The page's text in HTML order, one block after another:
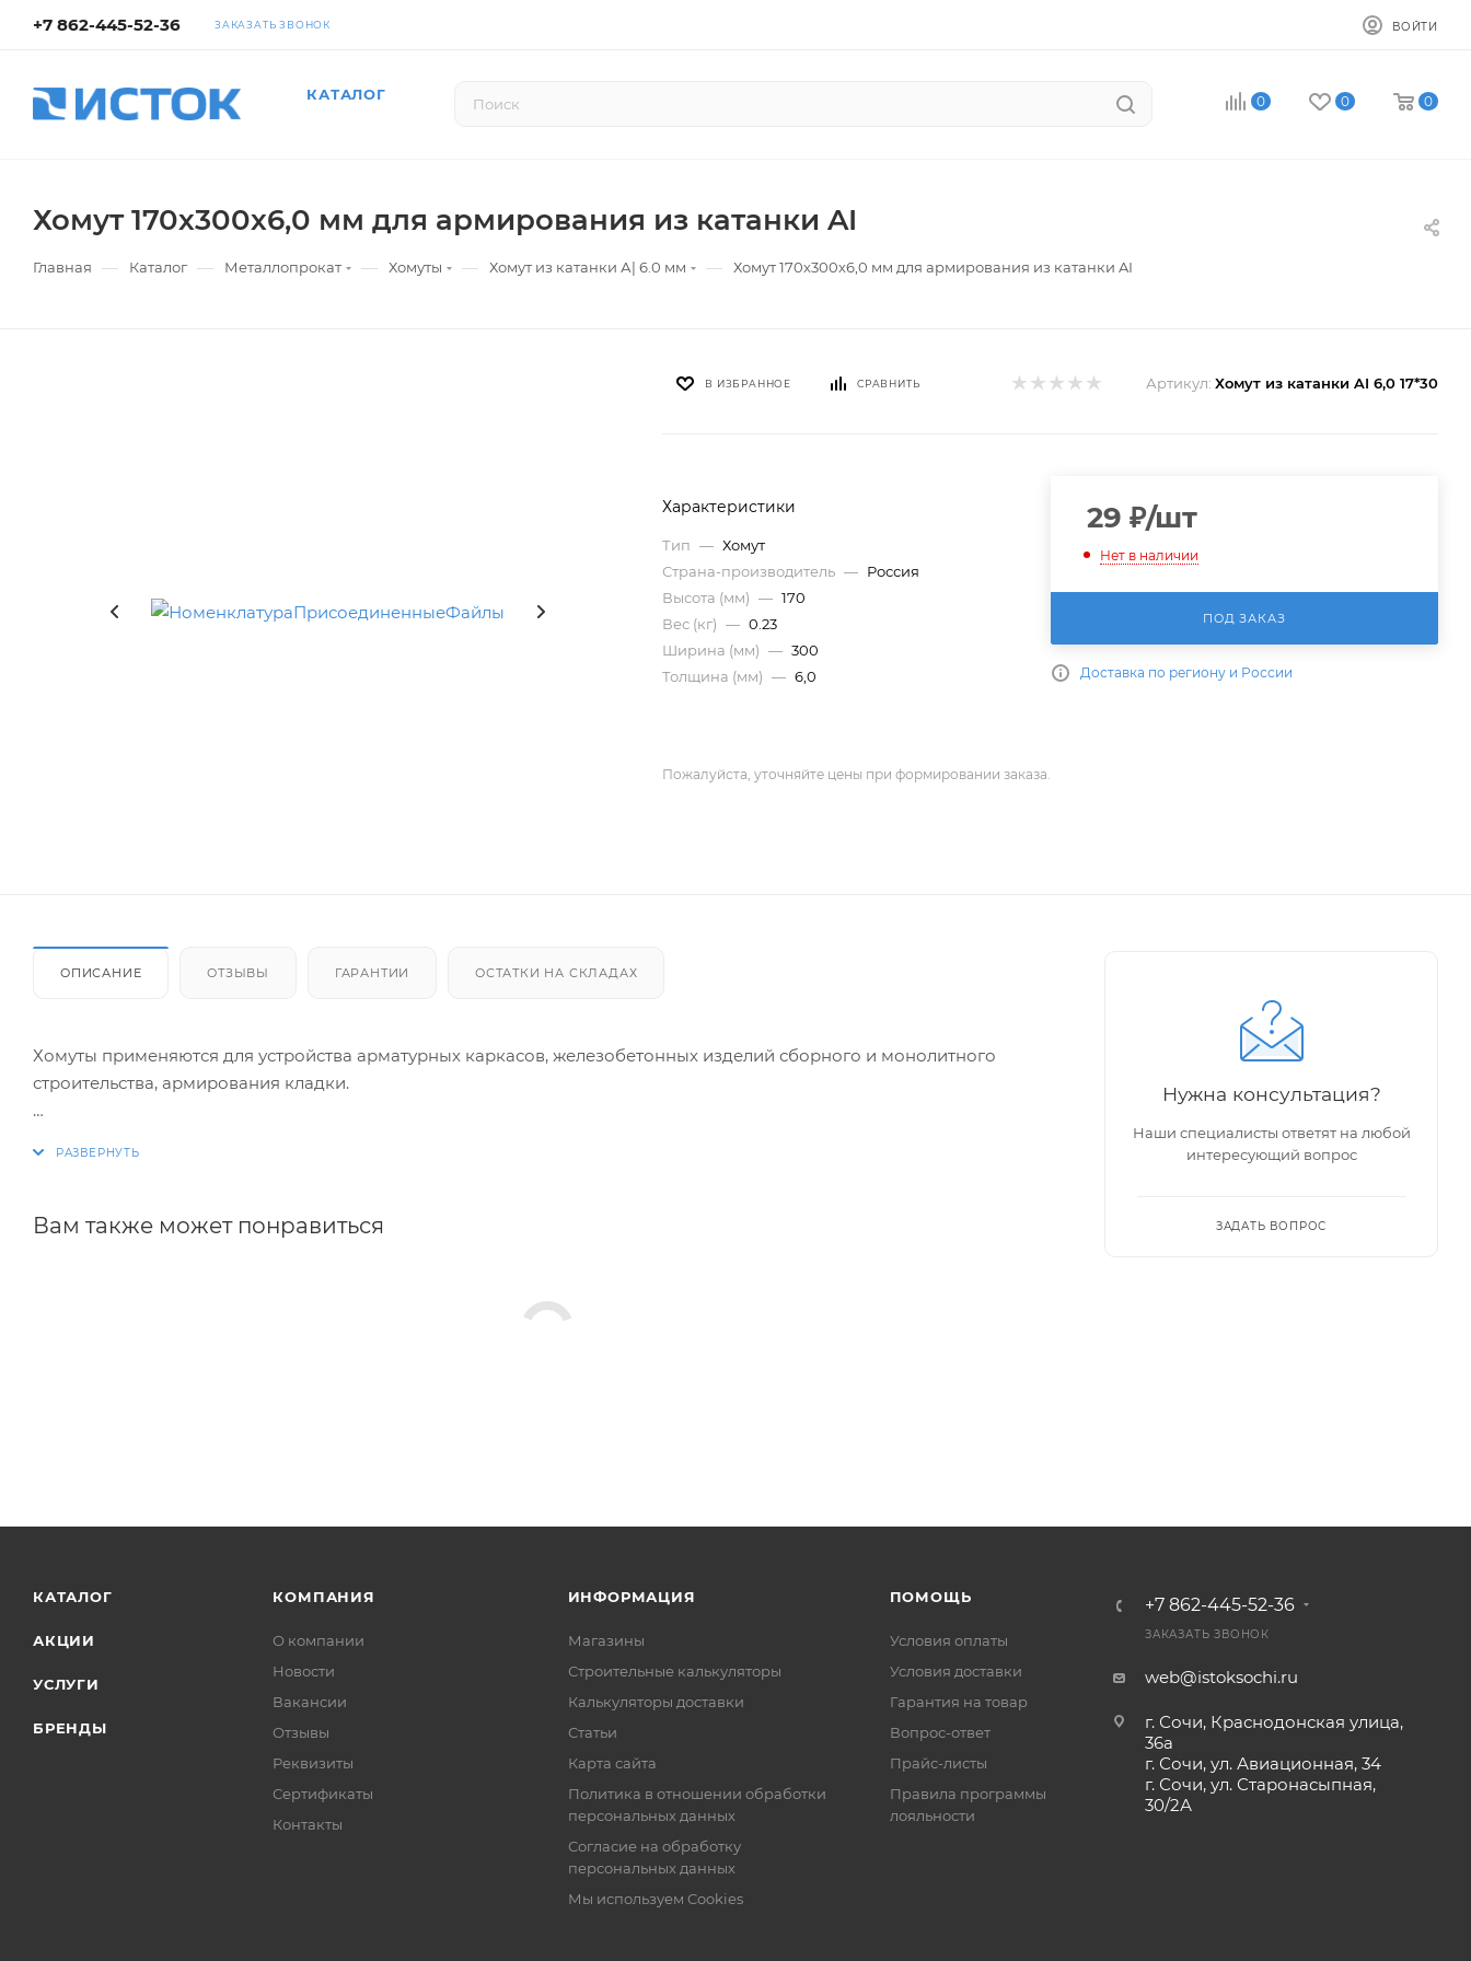
+7 862-445-52-36 ЗАКАЗАТЬ ЗВОНОК ВОЙТИ
КАТАЛОГ 0 0 0
Хомут 170х300х6,0 мм для армирования из катанки AI
Главная — Каталог — Металлопрокат — Хомуты — Хомут из катанки А| 6.0 мм — Хомут 170х300х6,0 мм для армирования из катанки AI
В ИЗБРАННОЕ СРАВНИТЬ Артикул: Хомут из катанки AI 6,0 17*30
Характеристики
Тип — Хомут
Страна-производитель — Россия
Высота (мм) — 170
Вес (кг) — 0.23
Ширина (мм) — 300
Толщина (мм) — 6,0
29 ₽/шт
Нет в наличии
ПОД ЗАКАЗ
Доставка по региону и России
Пожалуйста, уточняйте цены при формировании заказа.
ОПИСАНИЕ ОТЗЫВЫ ГАРАНТИИ ОСТАТКИ НА СКЛАДАХ
Хомуты применяются для устройства арматурных каркасов, железобетонных изделий сборного и монолитного
строительства, армирования кладки.
Вам также может понравиться
Нужна консультация?
Наши специалисты ответят на любой
интересующий вопрос
ЗАДАТЬ ВОПРОС
КАТАЛОГ
АКЦИИ
УСЛУГИ
БРЕНДЫ
КОМПАНИЯ
О компании
Новости
Вакансии
Отзывы
Реквизиты
Сертификаты
Контакты
ИНФОРМАЦИЯ
Магазины
Строительные калькуляторы
Калькуляторы доставки
Статьи
Карта сайта
Политика в отношении обработки
персональных данных
Согласие на обработку
персональных данных
Мы используем Cookies
ПОМОЩЬ
Условия оплаты
Условия доставки
Гарантия на товар
Вопрос-ответ
Прайс-листы
Правила программы
лояльности
+7 862-445-52-36
ЗАКАЗАТЬ ЗВОНОК
web@istoksochi.ru
г. Сочи, Краснодонская улица,
36а
г. Сочи, ул. Авиационная, 34
г. Сочи, ул. Старонасыпная,
30/2А